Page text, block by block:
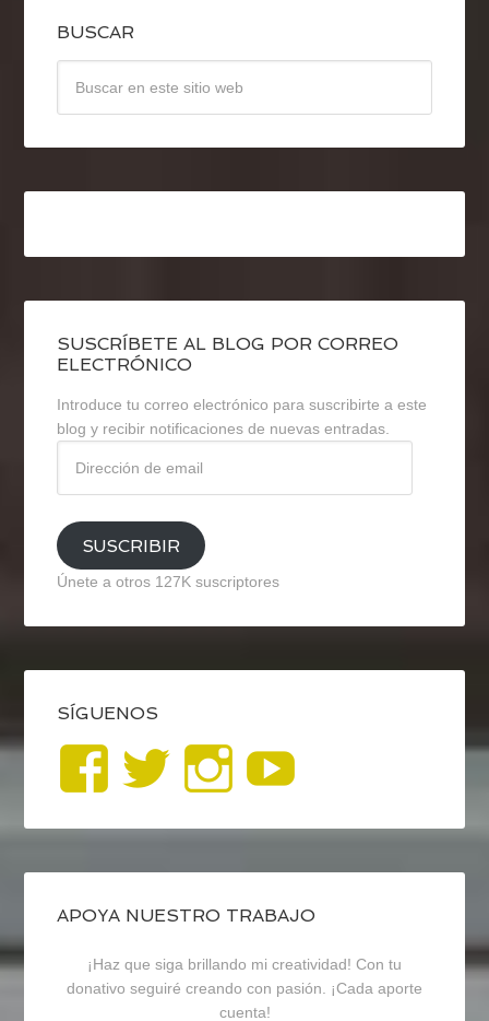
BUSCAR
SUSCRÍBETE AL BLOG POR CORREO
ELECTRÓNICO
Introduce tu correo electrónico para suscribirte a este
blog y recibir notificaciones de nuevas entradas.
email
SUSCRIBIR
Únete a otros 127K suscriptores
SÍGUENOS
Ver
perfil
de
blogrecursosep
en
Ver
perfil
de
recursosep
en
Ver
perfil
de
recursosep
en
APOYA NUESTRO TRABAJO
¡Haz que siga brillando mi creatividad! Con tu
donativo seguiré creando con pasión. ¡Cada aporte
cuenta!